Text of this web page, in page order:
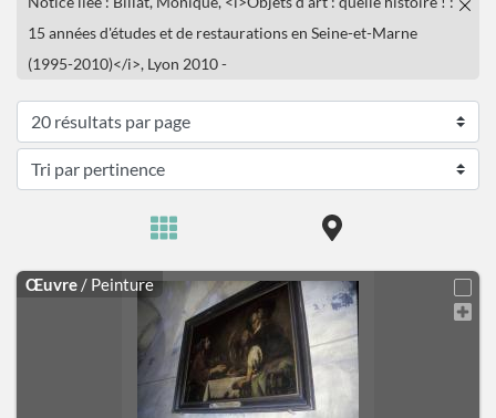
15 années d'études et de restaurations en Seine-et-Marne
(1995-2010)</i>, Lyon 2010 -
Œuvre / Peinture